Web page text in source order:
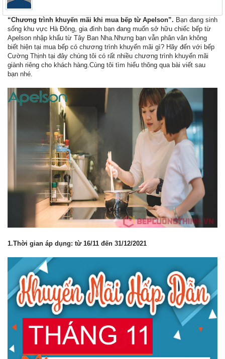
“Chương trình khuyến mãi khi mua bếp từ Apelson”. Bạn đang sinh
sống khu vực Hà Đông, gia đình bạn đang muốn sở hữu chiếc bếp từ
Apelson nhập khẩu từ Tây Ban Nha.Nhưng bạn vẫn phân vân không
biết hiện tại mua bếp có chương trình khuyến mãi gì? Hãy đến với bếp
Cường Thịnh tại đây chúng tôi có rất nhiều chương trình khuyến mãi
giành riêng cho khách hàng.Cùng tôi tìm hiểu thông qua bài viết sau
bạn nhé.
1.Thời gian áp dụng: từ 16/11 đến 31/12/2021